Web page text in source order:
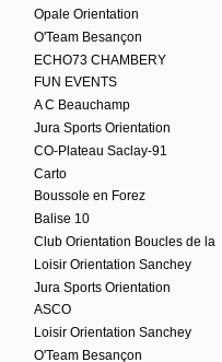
Opale Orientation
O'Team Besançon
ECHO73 CHAMBERY
FUN EVENTS
A C Beauchamp
Jura Sports Orientation
CO-Plateau Saclay-91
Carto
Boussole en Forez
Balise 10
Club Orientation Boucles de la
Loisir Orientation Sanchey
Jura Sports Orientation
ASCO
Loisir Orientation Sanchey
O'Team Besançon